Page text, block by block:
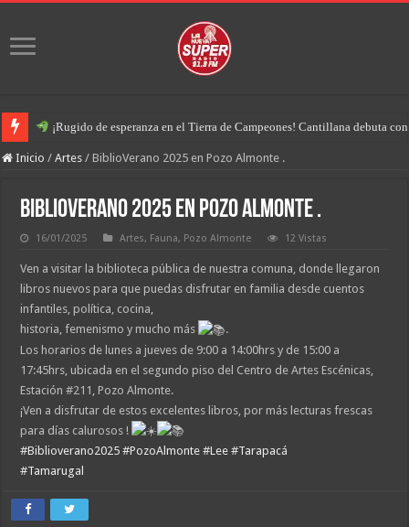
¡Rugido de esperanza en el Tierra de Campeones! Cantillana debuta
Inicio / Artes / BiblioVerano 2025 en Pozo Almonte .
BiblioVerano 2025 en Pozo Almonte .
16/01/2025 Artes, Fauna, Pozo Almonte 12 Vistas
Ven a visitar la biblioteca pública de nuestra comuna, donde llegaron
libros nuevos para que puedas disfrutar en familia desde cuentos
infantiles, política, cocina,
historia, femenismo y mucho más
.
Los horarios de lunes a jueves de 9:00 a 14:00hrs y de 15:00 a
17:45hrs, ubicada en el segundo piso del Centro de Artes Escénicas,
Estación #211, Pozo Almonte.
¡Ven a disfrutar de estos excelentes libros, por más lecturas frescas
para días calurosos !
#Biblioverano2025 #PozoAlmonte #Lee #Tarapacá
#Tamarugal